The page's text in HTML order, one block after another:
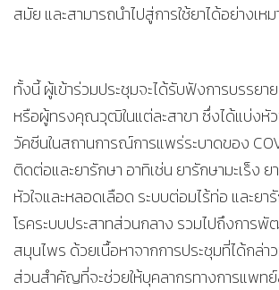
สมัย และสามารถนำไปสู่การใช้ยาได้อย่างเห
ทั้งนี้ ผู้เข้าร่วมประชุมจะได้รับฟังการบรรย
หรือผู้ทรงคุณวุฒิในแต่ละสาขา ซึ่งได้แบ่งหัว
วัคซีนในสถานการณ์การแพร่ระบาดของ
ติดต่อและยารักษา อาทิเช่น ยารักษามะเร็ง ย
หัวใจและหลอดเลือด ระบบต่อมไร้ท่อ และยา
โรคระบบประสาทส่วนกลาง รวมไปถึงการพั
สมุนไพร ด้วยเนื้อหาจากการประชุมที่ได้กล่า
ส่วนสำคัญที่จะช่วยให้บุคลากรทางการแพทย์